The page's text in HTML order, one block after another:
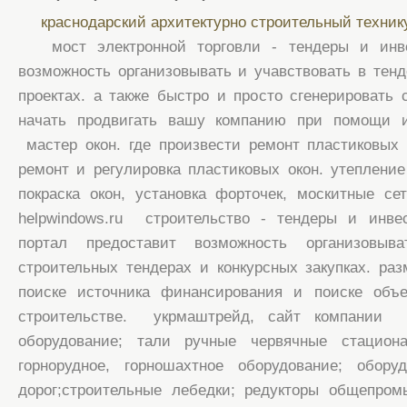
краснодарский архитектурно строительный
мост электронной торговли - тендеры и
возможность организовывать и учавствовать в
проектах. а также быстро и просто
начать продвигать вашу компанию при помощи
мастер окон. где произвести ремонт
ремонт и регулировка пластиковых окон.
покраска окон, установка форточек, москитные
helpwindows.ru строительство - тендеры и
портал предоставит возможность
строительных тендерах и конкурсных закупках.
поиске источника финансирования и поиске
строительстве. укрмаштрейд, сайт компании
оборудование; тали ручные червячные
горнорудное, горношахтное оборудование;
дорог;строительные лебедки; редукторы